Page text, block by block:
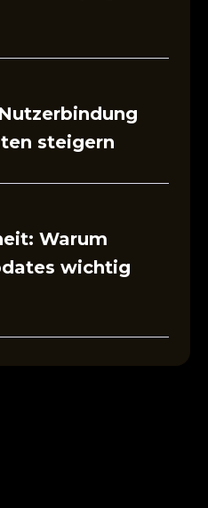
steigern
Warum
wichtig